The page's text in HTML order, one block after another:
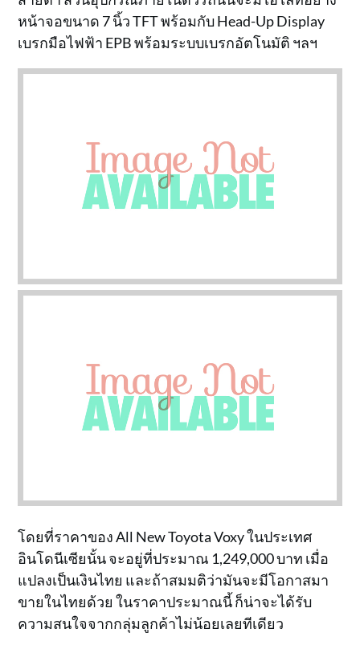
หน้าจอขนาด 7 นิ้ว TFT พร้อมกับ Head-Up Display
เบรกมือไฟฟ้า EPB พร้อมระบบเบรกอัตโนมัติ ฯลฯ
โดยที่ราคาของ All New Toyota Voxy ในประเทศ
อินโดนีเซียนั้น จะอยู่ที่ประมาณ 1,249,000 บาท เมื่อ
แปลงเป็นเงินไทย และถ้าสมมติว่ามันจะมีโอกาสมา
ขายในไทยด้วย ในราคาประมาณนี้ ก็น่าจะได้รับ
ความสนใจจากกลุ่มลูกค้าไม่น้อยเลยทีเดียว